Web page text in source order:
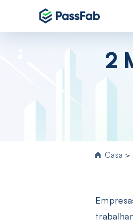
Produtos
em
2
Casa >